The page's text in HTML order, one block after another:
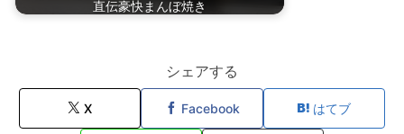
直伝豪快まんぼ焼き
シェアする
X Facebook はてブ